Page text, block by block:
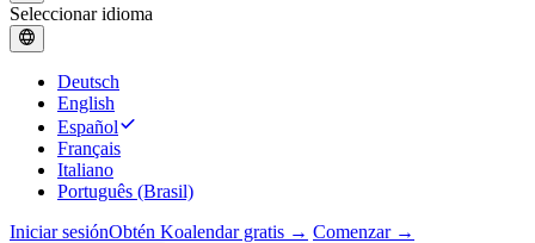
Seleccionar idioma
Deutsch
English
Español
Français
Italiano
Português (Brasil)
Iniciar sesiónObtén Koalendar gratis → Comenzar →